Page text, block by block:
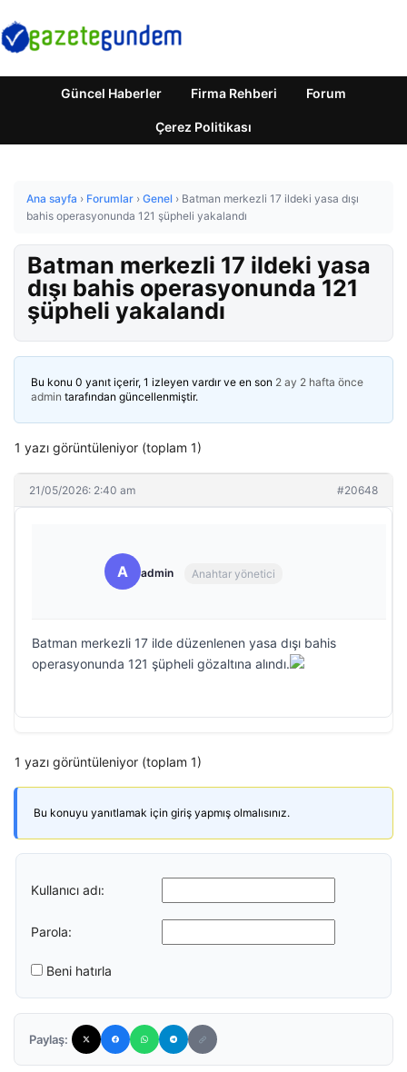
Güncel Haberler Firma Rehberi Forum
Çerez Politikası
Ana sayfa › Forumlar › Genel › Batman merkezli 17 ildeki yasa dışı
bahis operasyonunda 121 şüpheli yakalandı
Batman merkezli 17 ildeki yasa
dışı bahis operasyonunda 121
şüpheli yakalandı
Bu konu 0 yanıt içerir, 1 izleyen vardır ve en son 2 ay 2 hafta önce
admin tarafından güncellenmiştir.
1 yazı görüntüleniyor (toplam 1)
21/05/2026: 2:40 am #20648
A admin Anahtar yönetici
Batman merkezli 17 ilde düzenlenen yasa dışı bahis
operasyonunda 121 şüpheli gözaltına alındı.
1 yazı görüntüleniyor (toplam 1)
Bu konuyu yanıtlamak için giriş yapmış olmalısınız.
Kullanıcı adı:
Parola:
Beni hatırla
Paylaş: